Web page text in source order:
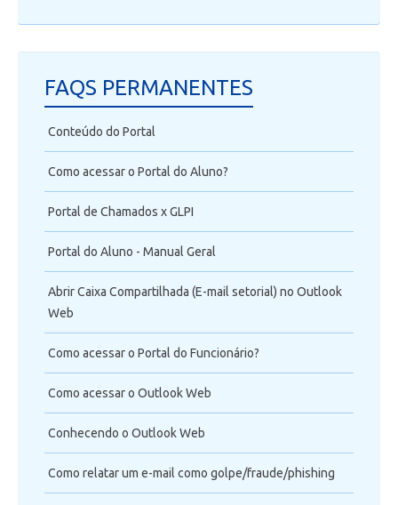
FAQS PERMANENTES
Conteúdo do Portal
Como acessar o Portal do Aluno?
Portal de Chamados x GLPI
Portal do Aluno - Manual Geral
Abrir Caixa Compartilhada (E-mail setorial) no Outlook
Web
Como acessar o Portal do Funcionário?
Como acessar o Outlook Web
Conhecendo o Outlook Web
Como relatar um e-mail como golpe/fraude/phishing